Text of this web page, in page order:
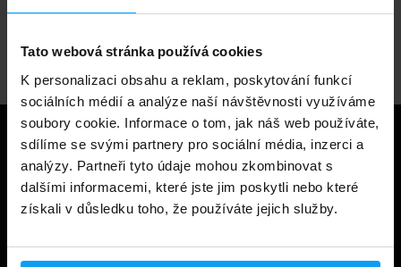
Tato webová stránka používá cookies
K personalizaci obsahu a reklam, poskytování funkcí
sociálních médií a analýze naší návštěvnosti využíváme
soubory cookie. Informace o tom, jak náš web používáte,
sdílíme se svými partnery pro sociální média, inzerci a
analýzy. Partneři tyto údaje mohou zkombinovat s
dalšími informacemi, které jste jim poskytli nebo které
získali v důsledku toho, že používáte jejich služby.
Odborné poradenství
Užitečné informace
Způsoby a ceny doručení